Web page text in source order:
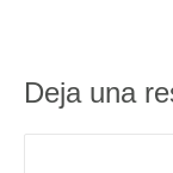
Deja una